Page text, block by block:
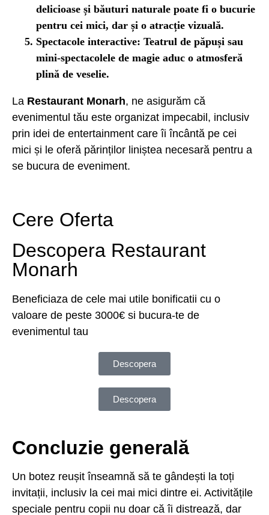
delicioase și băuturi naturale poate fi o bucurie
pentru cei mici, dar și o atracție vizuală.
Spectacole interactive: Teatrul de păpuși sau
mini-spectacolele de magie aduc o atmosferă
plină de veselie.
La Restaurant Monarh, ne asigurăm că
evenimentul tău este organizat impecabil, inclusiv
prin idei de entertainment care îi încântă pe cei
mici și le oferă părinților liniștea necesară pentru a
se bucura de eveniment.
Cere Oferta
Descopera Restaurant
Monarh
Beneficiaza de cele mai utile bonificatii cu o
valoare de peste 3000€ si bucura-te de
evenimentul tau
Descopera
Descopera
Concluzie generală
Un botez reușit înseamnă să te gândești la toți
invitații, inclusiv la cei mai mici dintre ei. Activitățile
speciale pentru copii nu doar că îi distrează, dar